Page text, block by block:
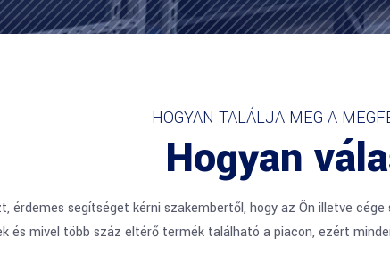
HOGYAN TALÁLJA MEG A
Hogyan
érdemes segítséget kérni szakembertől, hogy az Ön illetve
és mivel több száz eltérő termék található a piacon, ezért